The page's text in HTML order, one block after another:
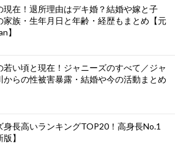
現在！退所理由はデキ婚？結婚や嫁と子
家族・生年月日と年齢・経歴もまとめ【元
】
若い頃と現在！ジャニーズのすべて／ジャ
からの性被害暴露・結婚や今の活動まとめ
身長高いランキングTOP20！高身長No.1
】